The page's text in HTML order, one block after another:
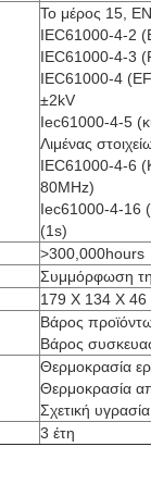
Το μέρος 15,
IEC61000-4-2
IEC61000-4-3
IEC61000-4
±2kV
Iec61000-4-5
Λιμένας
IEC61000-4-6
80MHz)
Iec61000-4-16
(1s)
>300,000hours
Συμμόρφωση
179 X 134 X 46
Βάρος
Βάρος
Θερμοκρασία
Θερμοκρασία
Σχετική
3 έτη